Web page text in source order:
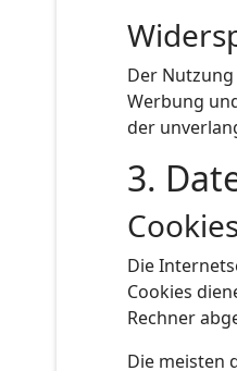
Der
Werbung
der
3.
Die
Cookies
Rechner
Die meisten